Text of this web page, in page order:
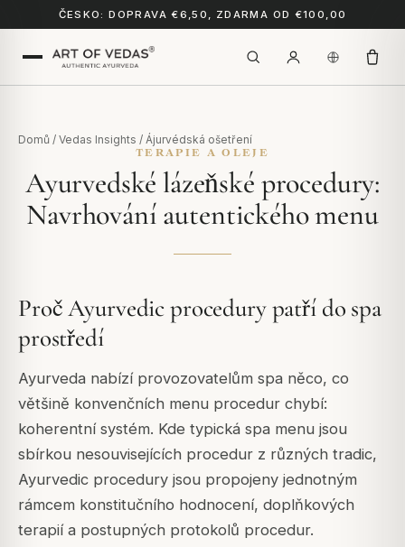
ČESKO: DOPRAVA €6,50, ZDARMA OD €100,00
Domů / Vedas Insights / Ájurvédská ošetření
TERAPIE A OLEJE
Ayurvedské lázeňské procedury:
Navrhování autentického menu
Proč Ayurvedic procedury patří do spa
prostředí
Ayurveda nabízí provozovatelům spa něco, co
většině konvenčních menu procedur chybí:
koherentní systém. Kde typická spa menu jsou
sbírkou nesouvisejících procedur z různých tradic,
Ayurvedic procedury jsou propojeny jednotným
rámcem konstitučního hodnocení, doplňkových
terapií a postupných protokolů procedur.